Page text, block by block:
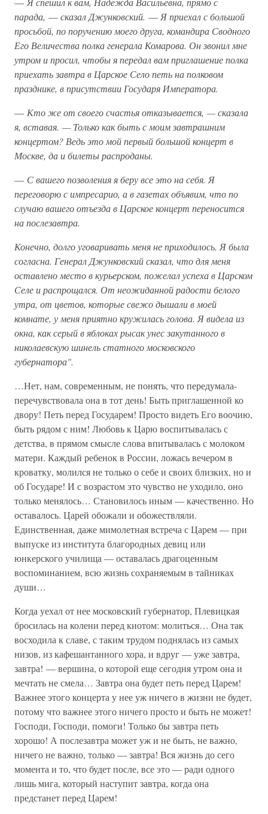
парада, —сказал Джунковский. —Я приехал с большой
просьбой, по поручению моего друга, командира Сводного
Его Величества полка генерала Комарова. Он звонил мне
утром и просил, чтобы я передал вам приглашение полка
приехать завтра в Царское Село петь на полковом
празднике, в присутствии Государя Императора.
— Кто же от своего счастья отказывается, — сказала
я, вставая. — Только как быть с моим завтрашним
концертом? Ведь это мой первый большой концерт в
Москве, да и билеты распроданы.
— С вашего позволения я беру все это на себя. Я
переговорю с импресарио, а в газетах объявим, что по
случаю вашего отъезда в Царское концерт переносится
на послезавтра.
Конечно, долго уговаривать меня не приходилось. Я была
согласна. Генерал Джунковский сказал, что для меня
оставлено место в курьерском, пожелал успеха в Царском
Селе и распрощался. От неожиданной радости белого
утра, от цветов, которые свежо дышали в моей
комнате, у меня приятно кружилась голова. Я видела из
окна, как серый в яблоках рысак унес закутанного в
николаевскую шинель статного московского
губернатора".
…Нет, нам, современным, не понять, что передумала-
перечувствовала она в тот день! Быть приглашенной ко
двору! Петь перед Государем! Просто видеть Его воочию,
быть рядом с ним! Любовь к Царю воспитывалась с
детства, в прямом смысле слова впитывалась с молоком
матери. Каждый ребенок в России, ложась вечером в
кроватку, молился не только о себе и своих близких, но и
об Государе! И с возрастом это чувство не уходило, оно
только менялось… Становилось иным — качественно. Но
оставалось. Царей обожали и обожествляли.
Единственная, даже мимолетная встреча с Царем — при
выпуске из института благородных девиц или
юнкерского училища — оставалась драгоценным
воспоминанием, всю жизнь сохраняемым в тайниках
души…
Когда уехал от нее московский губернатор, Плевицкая
бросилась на колени перед киотом: молиться… Она так
восходила к славе, с таким трудом поднялась из самых
низов, из кафешантанного хора, и вдруг — уже завтра,
завтра! — вершина, о которой еще сегодня утром она и
мечтать не смела… Завтра она будет петь перед Царем!
Важнее этого концерта у нее уж ничего в жизни не будет,
потому что важнее этого ничего просто и быть не может!
Господи, Господи, помоги! Только бы завтра петь
хорошо! А послезавтра может уж и не быть, не важно,
ничего не важно, только — завтра! Вся жизнь до сего
момента и то, что будет после, все это — ради одного
лишь мига, который наступит завтра, когда она
предстанет перед Царем!